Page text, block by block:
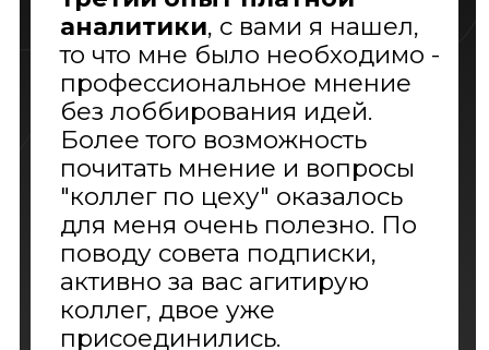
ИП Мартынов Т.В.
ИНН: 782512202726
ОГРН: 313784705700354